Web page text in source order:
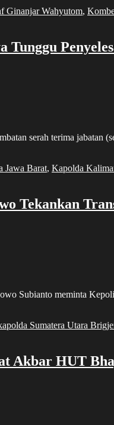
Ginanjar Wahyutom,
serah terima jabatan
Jawa Barat, Kapolda
Tekankan
Subianto meminta
Sumatera Utara
Akbar HUT